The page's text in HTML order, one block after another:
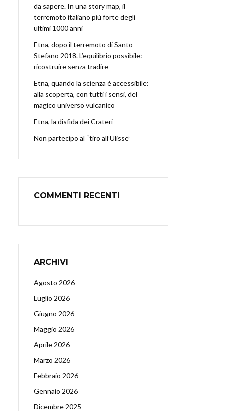
da sapere. In una story map, il
terremoto italiano più forte degli
ultimi 1000 anni
Etna, dopo il terremoto di Santo
Stefano 2018. L’equilibrio possibile:
ricostruire senza tradire
Etna, quando la scienza è accessibile:
alla scoperta, con tutti i sensi, del
magico universo vulcanico
Etna, la disfida dei Crateri
Non partecipo al “tiro all’Ulisse”
COMMENTI RECENTI
ARCHIVI
Agosto 2026
Luglio 2026
Giugno 2026
Maggio 2026
Aprile 2026
Marzo 2026
Febbraio 2026
Gennaio 2026
Dicembre 2025